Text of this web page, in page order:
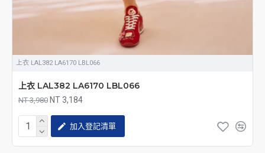
上衣 LAL382 LA6170 LBL066
上衣 LAL382 LA6170 LBL066
NT 3,980 NT 3,184
加入登記清單